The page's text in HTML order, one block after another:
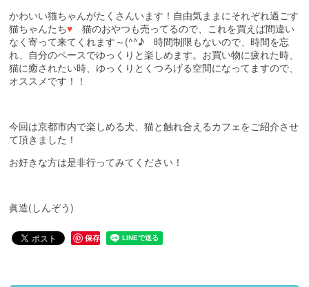
かわいい猫ちゃんがたくさんいます！自由気ままにそれぞれ過ごす
猫ちゃんたち♥猫のおやつも売ってるので、これを買えば間違い
なく寄って来てくれます～ (^^♪時間制限もないので、時間を忘
れ、自分のペースでゆっくりと楽しめます。お買い物に疲れた時、
猫に癒されたい時、ゆっくりとくつろげる空間になってますので、
オススメです！！
今回は京都市内で楽しめる犬、猫と触れ合えるカフェをご紹介させ
て頂きました！
お好きな方は是非行ってみてください！
眞造( しんぞう)
保存